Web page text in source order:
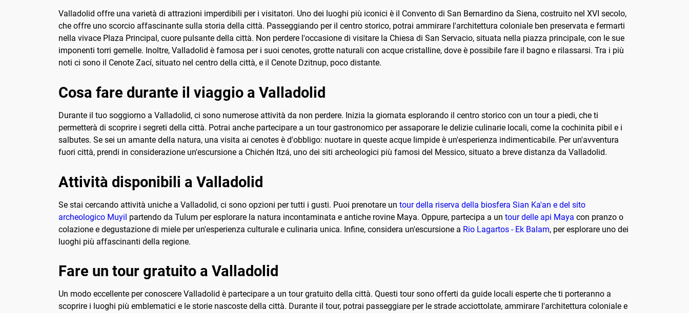
Valladolid offre una varietà di attrazioni imperdibili per i visitatori. Uno dei luoghi più iconici è il Convento di San Bernardino da Siena, costruito nel XVI secolo,
che offre uno scorcio affascinante sulla storia della città. Passeggiando per il centro storico, potrai ammirare l'architettura coloniale ben preservata e fermarti
nella vivace Plaza Principal, cuore pulsante della città. Non perdere l'occasione di visitare la Chiesa di San Servacio, situata nella piazza principale, con le sue
imponenti torri gemelle. Inoltre, Valladolid è famosa per i suoi cenotes, grotte naturali con acque cristalline, dove è possibile fare il bagno e rilassarsi. Tra i più
noti ci sono il Cenote Zací, situato nel centro della città, e il Cenote Dzitnup, poco distante.
Cosa fare durante il viaggio a Valladolid
Durante il tuo soggiorno a Valladolid, ci sono numerose attività da non perdere. Inizia la giornata esplorando il centro storico con un tour a piedi, che ti
permetterà di scoprire i segreti della città. Potrai anche partecipare a un tour gastronomico per assaporare le delizie culinarie locali, come la cochinita pibil e i
salbutes. Se sei un amante della natura, una visita ai cenotes è d'obbligo: nuotare in queste acque limpide è un'esperienza indimenticabile. Per un'avventura
fuori città, prendi in considerazione un'escursione a Chichén Itzá, uno dei siti archeologici più famosi del Messico, situato a breve distanza da Valladolid.
Attività disponibili a Valladolid
Se stai cercando attività uniche a Valladolid, ci sono opzioni per tutti i gusti. Puoi prenotare un tour della riserva della biosfera Sian Ka'an e del sito
archeologico Muyil partendo da Tulum per esplorare la natura incontaminata e antiche rovine Maya. Oppure, partecipa a un tour delle api Maya con pranzo o
colazione e degustazione di miele per un'esperienza culturale e culinaria unica. Infine, considera un'escursione a Rio Lagartos - Ek Balam, per esplorare uno dei
luoghi più affascinanti della regione.
Fare un tour gratuito a Valladolid
Un modo eccellente per conoscere Valladolid è partecipare a un tour gratuito della città. Questi tour sono offerti da guide locali esperte che ti porteranno a
scoprire i luoghi più emblematici e le storie nascoste della città. Durante il tour, potrai passeggiare per le strade acciottolate, ammirare l'architettura coloniale e